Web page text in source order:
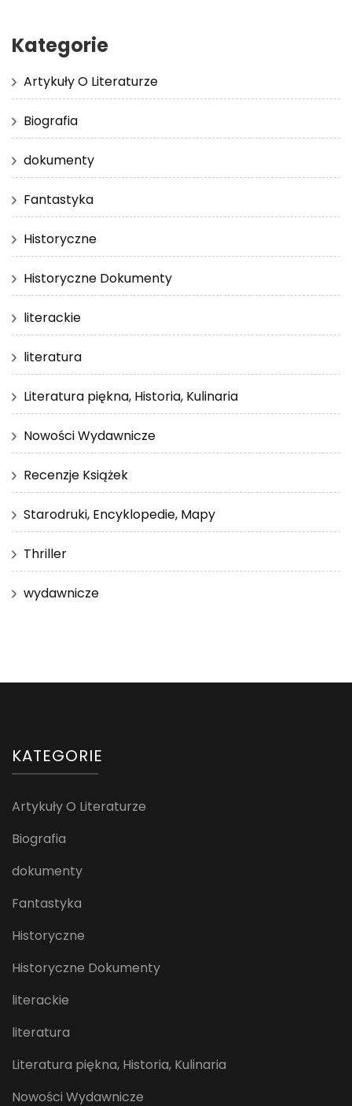
Kategorie
Artykuły O Literaturze
Biografia
dokumenty
Fantastyka
Historyczne
Historyczne Dokumenty
literackie
literatura
Literatura piękna, Historia, Kulinaria
Nowości Wydawnicze
Recenzje Książek
Starodruki, Encyklopedie, Mapy
Thriller
wydawnicze
KATEGORIE
Artykuły O Literaturze
Biografia
dokumenty
Fantastyka
Historyczne
Historyczne Dokumenty
literackie
literatura
Literatura piękna, Historia, Kulinaria
Nowości Wydawnicze